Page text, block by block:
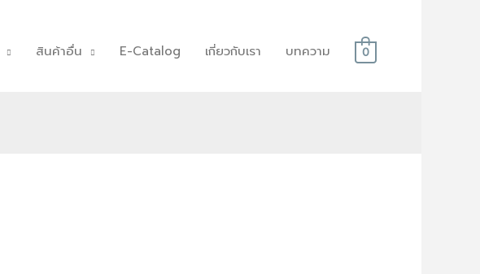
สินค้าอื่น E-Catalog เกี่ยวกับเรา บทความ 0